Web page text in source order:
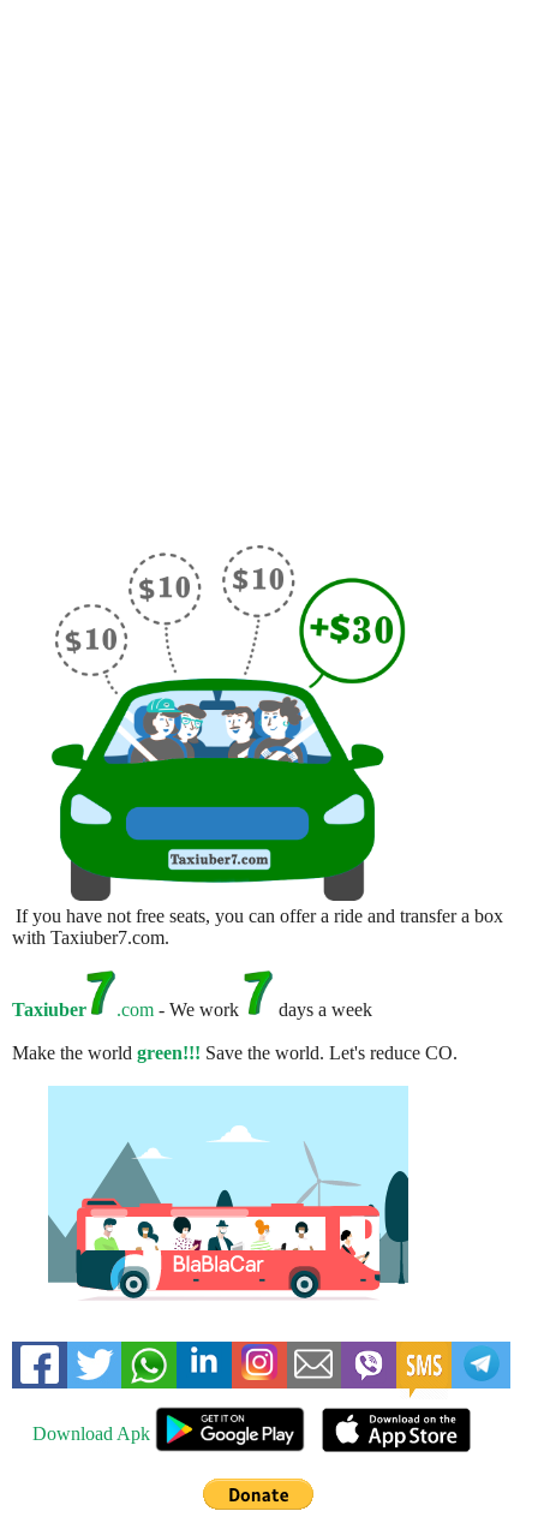
If you have not free seats, you can offer a ride and transfer a box
with Taxiuber7.com.
Taxiuber .com - We work days a week
Make the world green!!! Save the world. Let's reduce CO.
Download Apk